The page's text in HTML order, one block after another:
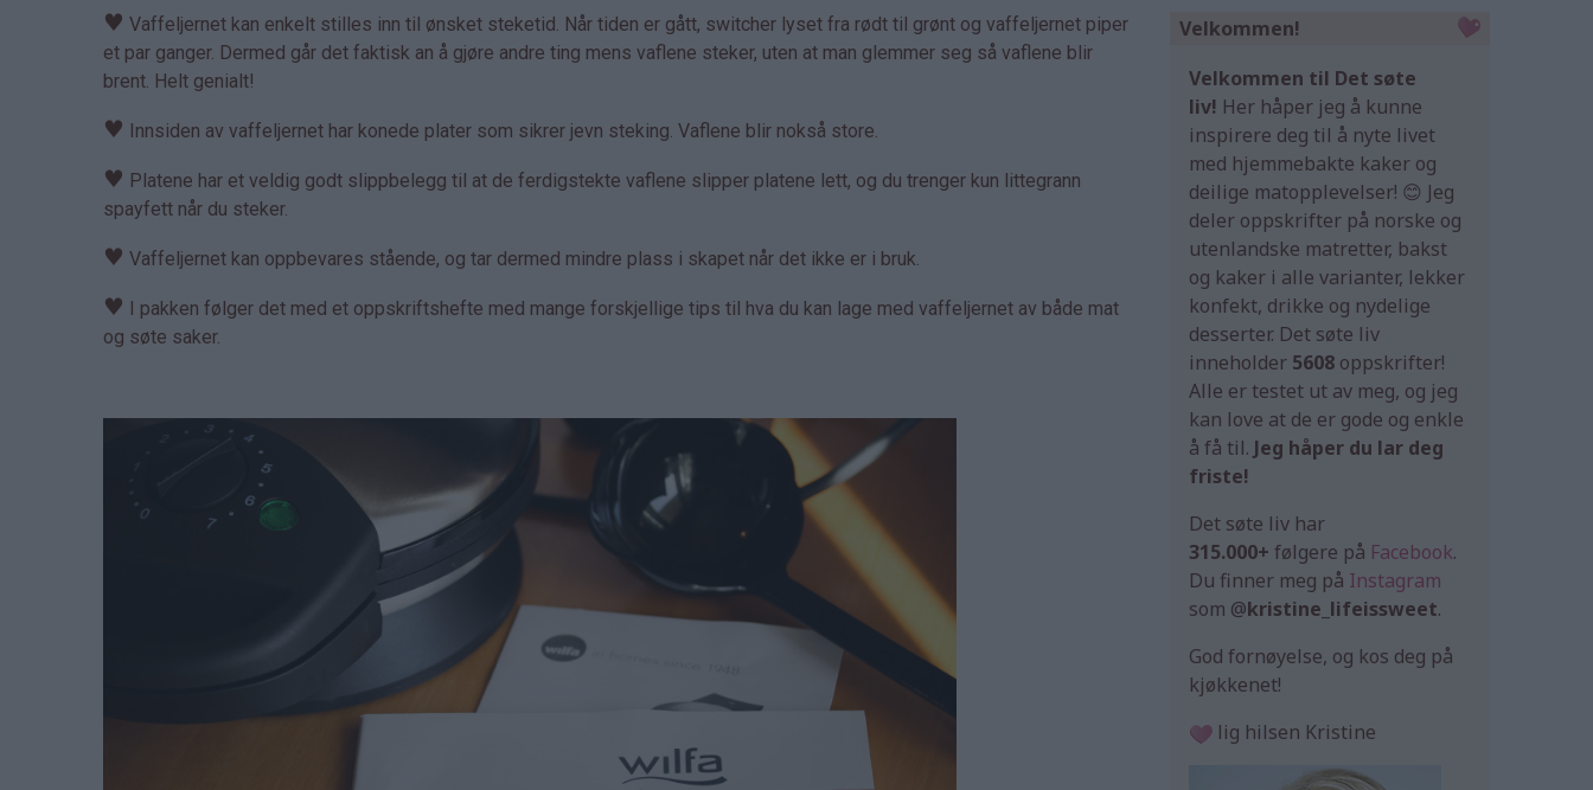
♥ Vaffeljernet kan enkelt stilles inn til ønsket steketid. Når tiden er gått, switcher lyset fra rødt til grønt og vaffeljernet piper
et par ganger. Dermed går det faktisk an å gjøre andre ting mens vaflene steker, uten at man glemmer seg så vaflene blir
brent. Helt genialt!
♥ Innsiden av vaffeljernet har konede plater som sikrer jevn steking. Vaflene blir nokså store.
♥ Platene har et veldig godt slippbelegg til at de ferdigstekte vaflene slipper platene lett, og du trenger kun littegrann
spayfett når du steker.
♥ Vaffeljernet kan oppbevares stående, og tar dermed mindre plass i skapet når det ikke er i bruk.
♥ I pakken følger det med et oppskriftshefte med mange forskjellige tips til hva du kan lage med vaffeljernet av både mat
og søte saker.
Velkommen!
Velkommen til Det søte
liv! Her håper jeg å kunne
inspirere deg til å nyte livet
med hjemmebakte kaker og
deilige matopplevelser! 😊 Jeg
deler oppskrifter på norske og
utenlandske matretter, bakst
og kaker i alle varianter, lekker
konfekt, drikke og nydelige
desserter. Det søte liv
inneholder 5608 oppskrifter!
Alle er testet ut av meg, og jeg
kan love at de er gode og enkle
å få til. Jeg håper du lar deg
friste!
Det søte liv har
315.000+ følgere på Facebook.
Du finner meg på Instagram
som @kristine_lifeissweet.
God fornøyelse, og kos deg på
kjøkkenet!
lig hilsen Kristine